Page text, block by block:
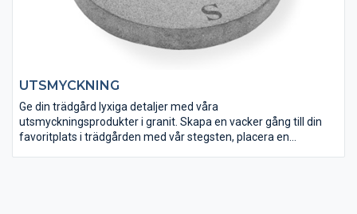
UTSMYCKNING
Ge din trädgård lyxiga detaljer med våra
utsmyckningsprodukter i granit. Skapa en vacker gång till din
favoritplats i trädgården med vår stegsten, placera en